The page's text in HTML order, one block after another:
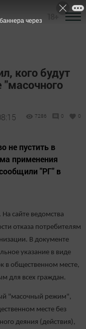
кого будут
"масочного
7286 0 0
не пустить в
применения
"РГ" в
сайте ведомства
отказа потребителям
В документе
указание в виде
в общественном месте,
для всех граждан.
"масочный режим",
месте без
деяния (действия),
через